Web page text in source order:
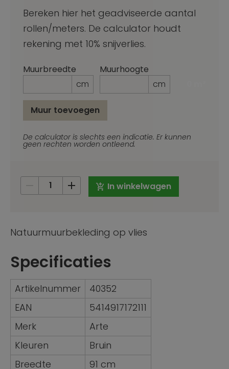
Bereken hier het geadviseerde aantal
rollen/meters. De calculator houdt
rekening met 10% snijverlies.
Muurbreedte
cm
Muurhoogte
cm
Muur toevoegen
De calculator is slechts een indicatie. Er kunnen
geen rechten worden ontleend.
In winkelwagen
Natuurmuurbekleding op vlies
Specificaties
Artikelnummer
40352
EAN
5414917172111
Merk
Arte
Kleuren
Bruin
Breedte
91 cm